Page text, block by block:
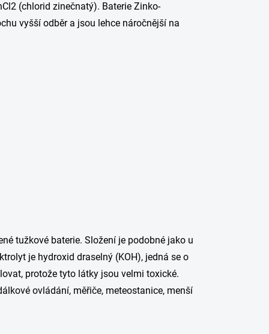
(chlorid zinečnatý). Baterie Zinko-
vyšší odběr a jsou lehce náročnější na
tužkové baterie. Složení je podobné jako u
je hydroxid draselný (KOH), jedná se o
protože tyto látky jsou velmi toxické.
ovládání, měřiče, meteostanice, menší